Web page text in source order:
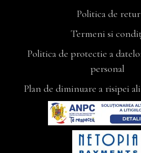
Politica de retur
Termeni si
Politica de protectie a
personal
Plan de diminuare a risipei